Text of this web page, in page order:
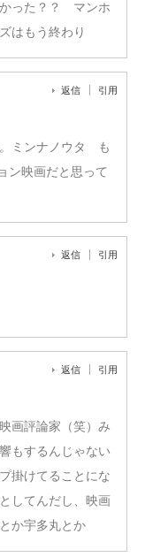
った？？ マンホ
はもう終わり
返信 引用
ミンナノウタ も
ン映画だと思って
返信 引用
返信 引用
画評論家（笑）み
もするんじゃない
掛けてることにな
してんだし、映画
か宇多丸とか